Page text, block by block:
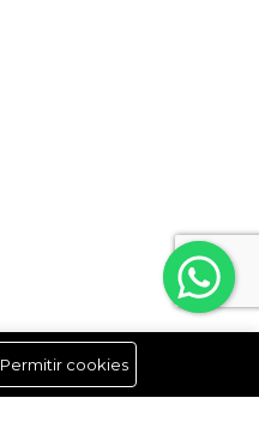
Síguenos
Permitir cookies